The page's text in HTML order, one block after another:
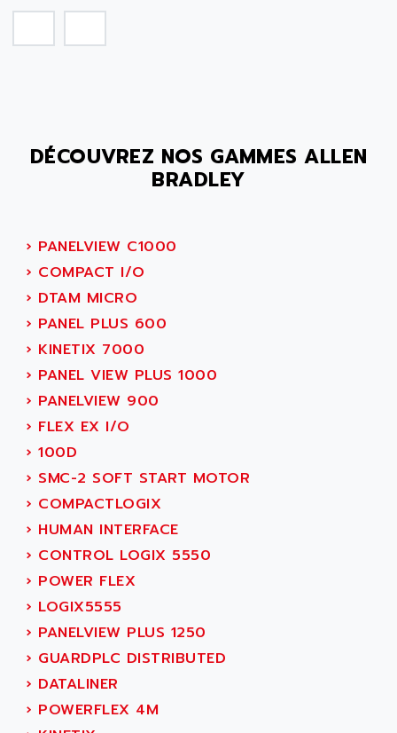
CL300
PANEL PLUS 600
TC1028
MICROCOR
DIXIT
PYRAMID
ADMIRAL
S3C
4900
MV1000
650 SERIE
ALPHA SVM
FRENIC
RAC
PUSH BUTTON PANEL
VT170
MENTOR II
EEA
CD1-K
SIMATIC MONITOR PANEL
ACS
ALLISON
ALMCO KLEENTEC
ALPHA GETRIEBEBAU
ALPHA LAVAL
ALPHA SOLWAY
ALPHA VUOTO
ALPHA WIRE
ALPHAGEAR
ALPHEE
ALPINE
ALPS
ALPSITEC
ALR
ALRITMA M
ALRO
ALSPA
ALSTEF
ALSTHOM
ALSTHOM ATLANTIQUE
ALSTHOM PARVEX
ALSTOM
DÉCOUVREZ NOS GAMMES ALLEN
BRADLEY
› PANELVIEW C1000
› COMPACT I/O
› DTAM MICRO
› PANEL PLUS 600
› KINETIX 7000
› PANEL VIEW PLUS 1000
› PANELVIEW 900
› FLEX EX I/O
› 100D
› SMC-2 SOFT START MOTOR
› COMPACTLOGIX
› HUMAN INTERFACE
› CONTROL LOGIX 5550
› POWER FLEX
› LOGIX5555
› PANELVIEW PLUS 1250
› GUARDPLC DISTRIBUTED
› DATALINER
› POWERFLEX 4M